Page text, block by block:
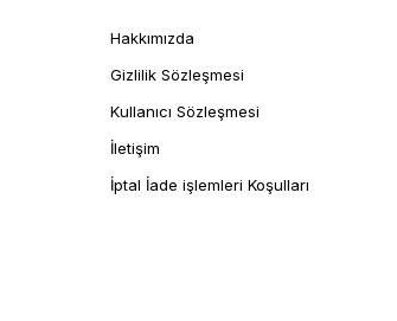
Hakkımızda
Gizlilik Sözleşmesi
Kullanıcı Sözleşmesi
İletişim
İptal İade işlemleri Koşulları